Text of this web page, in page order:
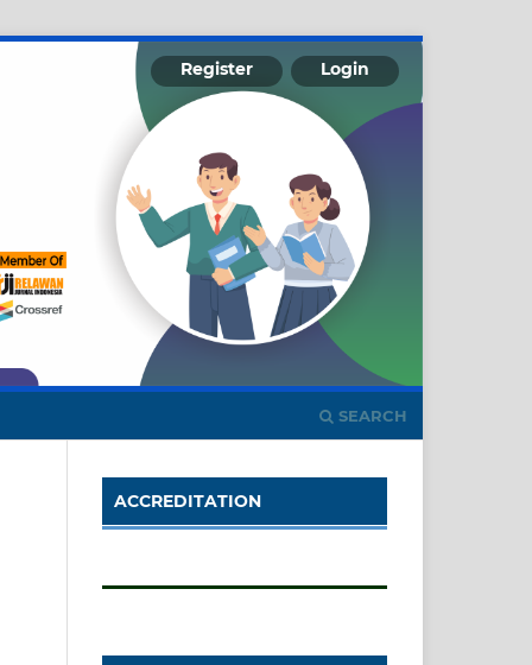
SEARCH
Register Login
ACCREDITATION